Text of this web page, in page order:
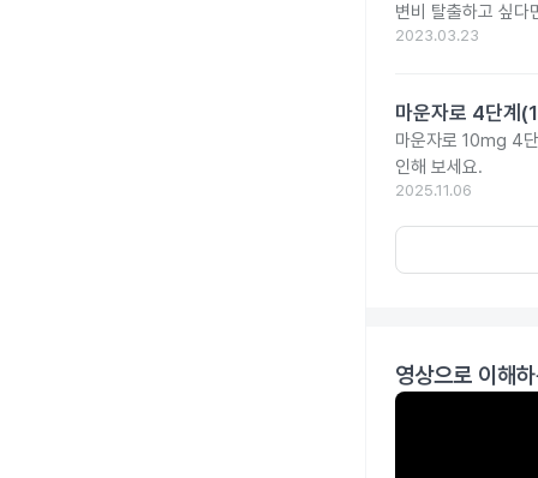
변비 탈출하고 싶다
2023.03.23
마운자로 4단계
마운자로 10mg 4
인해 보세요.
2025.11.06
영상으로 이해